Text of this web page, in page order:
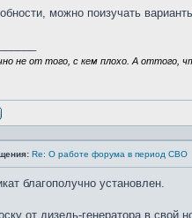
можно поизучать
не от того, с кем плохо. А оттого,
Re: О работе форума в период СВО
благополучно установлен.
от дизель-генератора в